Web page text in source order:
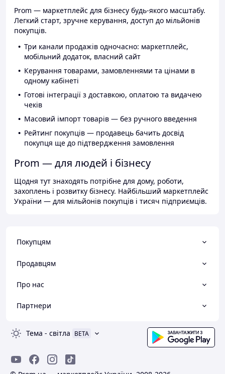
Prom — маркетплейс для бізнесу будь-якого масштабу.
Легкий старт, зручне керування, доступ до мільйонів
покупців.
Три канали продажів одночасно: маркетплейс,
мобільний додаток, власний сайт
Керування товарами, замовленнями та цінами в
одному кабінеті
Готові інтеграції з доставкою, оплатою та видачею
чеків
Масовий імпорт товарів — без ручного введення
Рейтинг покупців — продавець бачить досвід
покупця ще до підтвердження замовлення
Prom — для людей і бізнесу
Щодня тут знаходять потрібне для дому, роботи,
захоплень і розвитку бізнесу. Найбільший маркетплейс
України — для мільйонів покупців і тисяч підприємців.
Покупцям
Продавцям
Про нас
Партнери
Тема - світла BETA